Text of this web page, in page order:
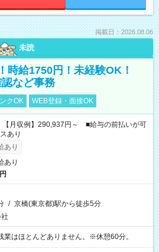
掲載日：2026.08.06
未読
時給1750円！未経験OK！
など事務
クOK WEB登録・面接OK
月収例】290,937円～ ■給与の前払いが可
あり
あり
あり
/ 京橋(東京都)駅から徒歩5分
はほとんどありません。※休憩60分。